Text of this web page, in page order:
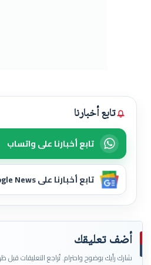
تابع أخبارنا
تابع أخبارنا على واتساب
تابع أخبارنا على Google News
أضف تعليقك
شارك رأيك بوضوح واحترام. تُراجع التعليقات قبل